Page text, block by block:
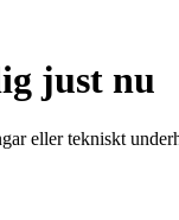
just nu
eller tekniskt